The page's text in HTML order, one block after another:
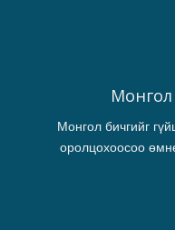
Монгол бичгийг
оролцохоосоо